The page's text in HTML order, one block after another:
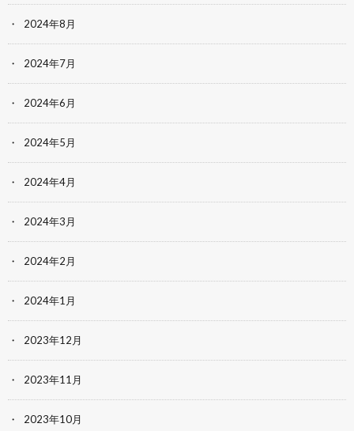
2024年8月
2024年7月
2024年6月
2024年5月
2024年4月
2024年3月
2024年2月
2024年1月
2023年12月
2023年11月
2023年10月